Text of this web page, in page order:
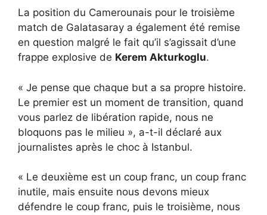
La position du Camerounais pour le troisième
match de Galatasaray a également été remise
en question malgré le fait qu’il s’agissait d’une
frappe explosive de Kerem Akturkoglu.
« Je pense que chaque but a sa propre histoire.
Le premier est un moment de transition, quand
vous parlez de libération rapide, nous ne
bloquons pas le milieu », a-t-il déclaré aux
journalistes après le choc à Istanbul.
« Le deuxième est un coup franc, un coup franc
inutile, mais ensuite nous devons mieux
défendre le coup franc, puis le troisième, nous